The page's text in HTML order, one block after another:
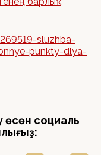
sluzhba-
punkty-dlya-
өсөн социаль